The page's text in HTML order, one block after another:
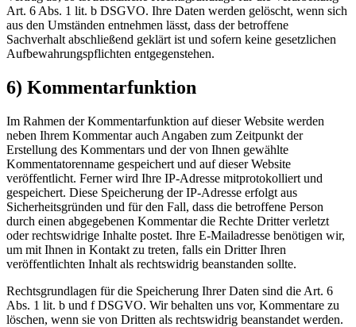
Art. 6 Abs. 1 lit. b DSGVO. Ihre Daten werden gelöscht, wenn sich
aus den Umständen entnehmen lässt, dass der betroffene
Sachverhalt abschließend geklärt ist und sofern keine gesetzlichen
Aufbewahrungspflichten entgegenstehen.
6) Kommentarfunktion
Im Rahmen der Kommentarfunktion auf dieser Website werden
neben Ihrem Kommentar auch Angaben zum Zeitpunkt der
Erstellung des Kommentars und der von Ihnen gewählte
Kommentatorenname gespeichert und auf dieser Website
veröffentlicht. Ferner wird Ihre IP-Adresse mitprotokolliert und
gespeichert. Diese Speicherung der IP-Adresse erfolgt aus
Sicherheitsgründen und für den Fall, dass die betroffene Person
durch einen abgegebenen Kommentar die Rechte Dritter verletzt
oder rechtswidrige Inhalte postet. Ihre E-Mailadresse benötigen wir,
um mit Ihnen in Kontakt zu treten, falls ein Dritter Ihren
veröffentlichten Inhalt als rechtswidrig beanstanden sollte.
Rechtsgrundlagen für die Speicherung Ihrer Daten sind die Art. 6
Abs. 1 lit. b und f DSGVO. Wir behalten uns vor, Kommentare zu
löschen, wenn sie von Dritten als rechtswidrig beanstandet werden.